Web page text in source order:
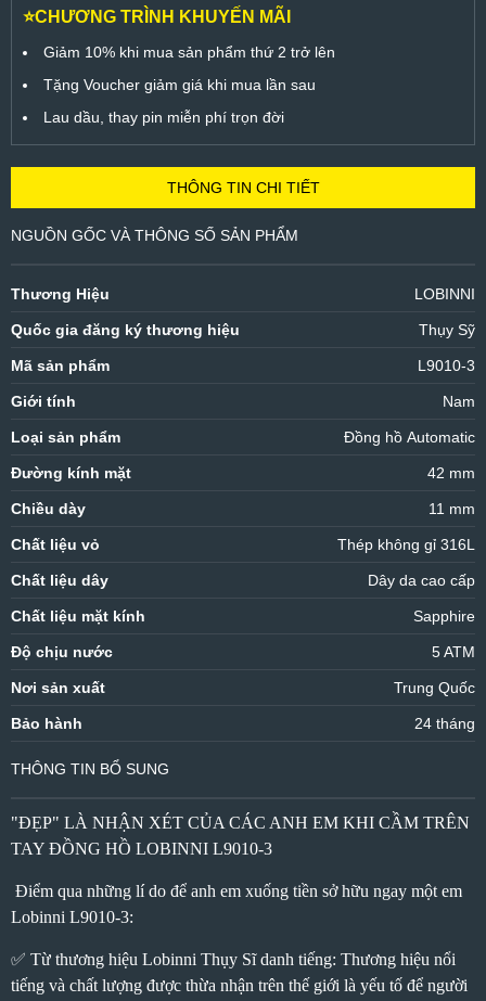
⭐CHƯƠNG TRÌNH KHUYẾN MÃI
Giảm 10% khi mua sản phẩm thứ 2 trở lên
Tặng Voucher giảm giá khi mua lần sau
Lau dầu, thay pin miễn phí trọn đời
THÔNG TIN CHI TIẾT
NGUỒN GỐC VÀ THÔNG SỐ SẢN PHẨM
Thương Hiệu LOBINNI
Quốc gia đăng ký thương hiệu Thụy Sỹ
Mã sản phẩm L9010-3
Giới tính Nam
Loại sản phẩm Đồng hồ Automatic
Đường kính mặt 42 mm
Chiều dày 11 mm
Chất liệu vỏ Thép không gỉ 316L
Chất liệu dây Dây da cao cấp
Chất liệu mặt kính Sapphire
Độ chịu nước 5 ATM
Nơi sản xuất Trung Quốc
Bảo hành 24 tháng
THÔNG TIN BỔ SUNG
"ĐẸP" LÀ NHẬN XÉT CỦA CÁC ANH EM KHI CẦM TRÊN
TAY ĐỒNG HỒ LOBINNI L9010-3
Điểm qua những lí do để anh em xuống tiền sở hữu ngay một em
Lobinni L9010-3:
✅ Từ thương hiệu Lobinni Thụy Sĩ danh tiếng: Thương hiệu nổi
tiếng và chất lượng được thừa nhận trên thế giới là yếu tố để người